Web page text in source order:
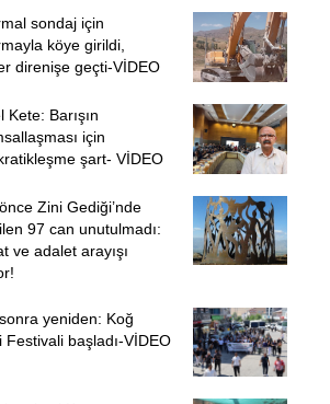
sondaj için
köye girildi,
direnişe geçti-VİDEO
Kete: Barışın
için
şart- VİDEO
Zini Gediği’nde
97 can unutulmadı:
ve adalet arayışı
yeniden: Koğ
Festivali başladı-VİDEO